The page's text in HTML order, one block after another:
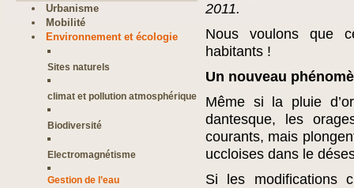
Urbanisme
Mobilité
Environnement et écologie
Sites naturels
climat et pollution atmosphérique
Biodiversité
Electromagnétisme
Gestion de l’eau
2011.
Nous voulons que
habitants !
Un nouveau
Même si la pluie
dantesque, les
courants, mais
uccloises dans le
Si les modifications